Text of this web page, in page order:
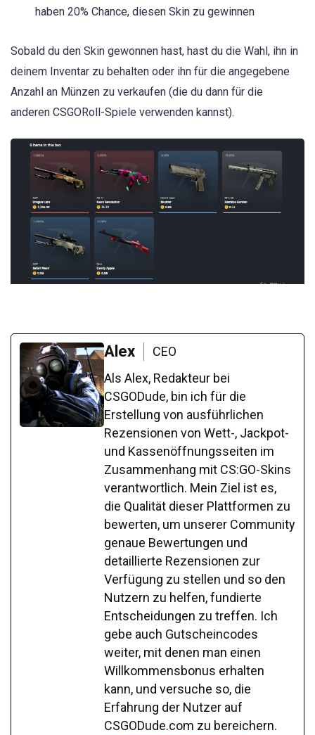
haben 20% Chance, diesen Skin zu gewinnen
Sobald du den Skin gewonnen hast, hast du die Wahl, ihn in
deinem Inventar zu behalten oder ihn für die angegebene
Anzahl an Münzen zu verkaufen (die du dann für die
anderen CSGORoll-Spiele verwenden kannst).
Alex
CEO
Als Alex, Redakteur bei
CSGODude, bin ich für die
Erstellung von ausführlichen
Rezensionen von Wett-, Jackpot-
und Kassenöffnungsseiten im
Zusammenhang mit CS:GO-Skins
verantwortlich. Mein Ziel ist es,
die Qualität dieser Plattformen zu
bewerten, um unserer Community
genaue Bewertungen und
detaillierte Rezensionen zur
Verfügung zu stellen und so den
Nutzern zu helfen, fundierte
Entscheidungen zu treffen. Ich
gebe auch Gutscheincodes
weiter, mit denen man einen
Willkommensbonus erhalten
kann, und versuche so, die
Erfahrung der Nutzer auf
CSGODude.com zu bereichern.